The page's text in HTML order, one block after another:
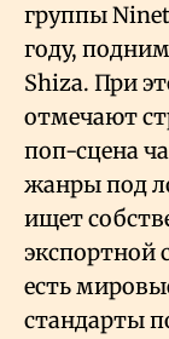
группы
году,
Shiza. При
отмечают
поп-сцена
жанры под
ищет
экспортной
есть
стандарты